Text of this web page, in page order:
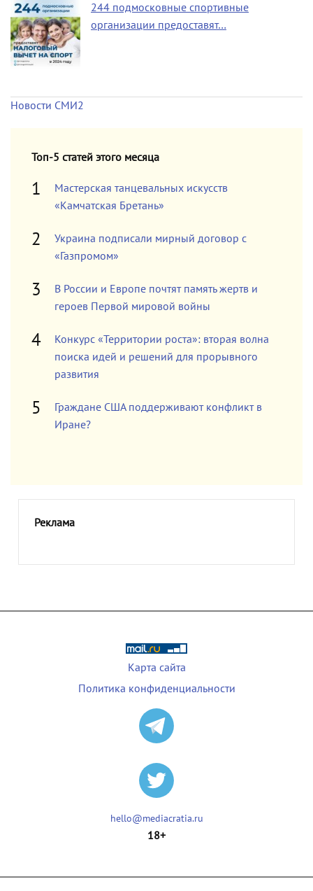
244 подмосковные спортивные
организации предоставят…
Новости СМИ2
Топ-5 статей этого месяца
Мастерская танцевальных искусств
«Камчатская Бретань»
Украина подписали мирный договор с
«Газпромом»
В России и Европе почтят память жертв и
героев Первой мировой войны
Конкурс «Территории роста»: вторая волна
поиска идей и решений для прорывного
развития
Граждане США поддерживают конфликт в
Иране?
Реклама
Карта сайта
Политика конфиденциальности
hello@mediacratia.ru
18+